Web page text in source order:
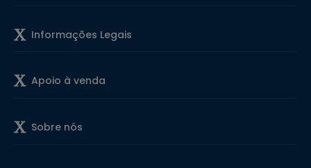
Informações Legais
Apoio à venda
Sobre nós